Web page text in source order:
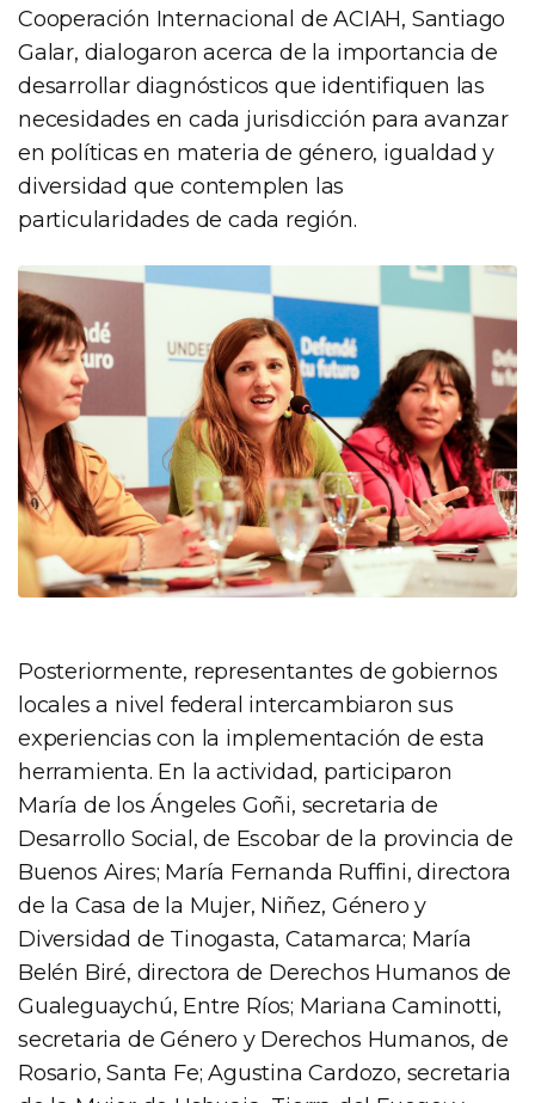
Cooperación Internacional de ACIAH, Santiago
Galar, dialogaron acerca de la importancia de
desarrollar diagnósticos que identifiquen las
necesidades en cada jurisdicción para avanzar
en políticas en materia de género, igualdad y
diversidad que contemplen las
particularidades de cada región.
Posteriormente, representantes de gobiernos
locales a nivel federal intercambiaron sus
experiencias con la implementación de esta
herramienta. En la actividad, participaron
María de los Ángeles Goñi, secretaria de
Desarrollo Social, de Escobar de la provincia de
Buenos Aires; María Fernanda Ruffini, directora
de la Casa de la Mujer, Niñez, Género y
Diversidad de Tinogasta, Catamarca; María
Belén Biré, directora de Derechos Humanos de
Gualeguaychú, Entre Ríos; Mariana Caminotti,
secretaria de Género y Derechos Humanos, de
Rosario, Santa Fe; Agustina Cardozo, secretaria